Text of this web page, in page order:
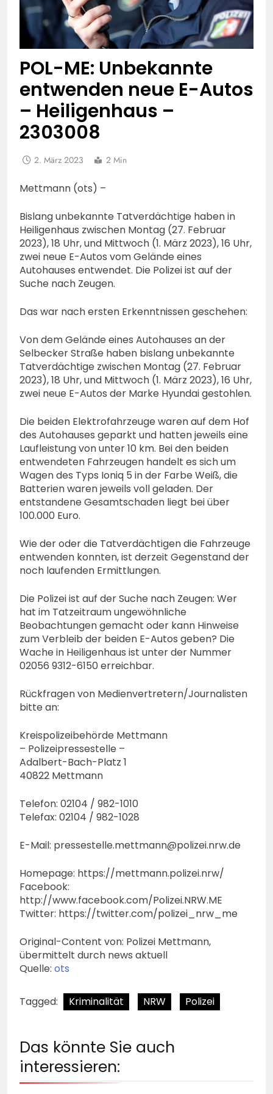
POL-ME: Unbekannte
entwenden neue E-Autos
– Heiligenhaus –
2303008
2. März 2023 2 Min
Mettmann (ots) –
Bislang unbekannte Tatverdächtige haben in
Heiligenhaus zwischen Montag (27. Februar
2023), 18 Uhr, und Mittwoch (1. März 2023), 16 Uhr,
zwei neue E-Autos vom Gelände eines
Autohauses entwendet. Die Polizei ist auf der
Suche nach Zeugen.
Das war nach ersten Erkenntnissen geschehen:
Von dem Gelände eines Autohauses an der
Selbecker Straße haben bislang unbekannte
Tatverdächtige zwischen Montag (27. Februar
2023), 18 Uhr, und Mittwoch (1. März 2023), 16 Uhr,
zwei neue E-Autos der Marke Hyundai gestohlen.
Die beiden Elektrofahrzeuge waren auf dem Hof
des Autohauses geparkt und hatten jeweils eine
Laufleistung von unter 10 km. Bei den beiden
entwendeten Fahrzeugen handelt es sich um
Wagen des Typs Ioniq 5 in der Farbe Weiß, die
Batterien waren jeweils voll geladen. Der
entstandene Gesamtschaden liegt bei über
100.000 Euro.
Wie der oder die Tatverdächtigen die Fahrzeuge
entwenden konnten, ist derzeit Gegenstand der
noch laufenden Ermittlungen.
Die Polizei ist auf der Suche nach Zeugen: Wer
hat im Tatzeitraum ungewöhnliche
Beobachtungen gemacht oder kann Hinweise
zum Verbleib der beiden E-Autos geben? Die
Wache in Heiligenhaus ist unter der Nummer
02056 9312-6150 erreichbar.
Rückfragen von Medienvertretern/Journalisten
bitte an:
Kreispolizeibehörde Mettmann
– Polizeipressestelle –
Adalbert-Bach-Platz 1
40822 Mettmann
Telefon: 02104 / 982-1010
Telefax: 02104 / 982-1028
E-Mail: pressestelle.mettmann@polizei.nrw.de
Homepage: https://mettmann.polizei.nrw/
Facebook:
http://www.facebook.com/Polizei.NRW.ME
Twitter: https://twitter.com/polizei_nrw_me
Original-Content von: Polizei Mettmann,
übermittelt durch news aktuell
Quelle: ots
Tagged: Kriminalität NRW Polizei
Das könnte Sie auch
interessieren: